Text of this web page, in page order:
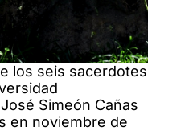
los seis sacerdotes
Simeón Cañas
en noviembre de